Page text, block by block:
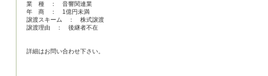
業 種 ： 音響関連業
年 商 ： 1億円未満
譲渡スキーム ： 株式譲渡
譲渡理由 ： 後継者不在
詳細はお問い合わせ下さい。